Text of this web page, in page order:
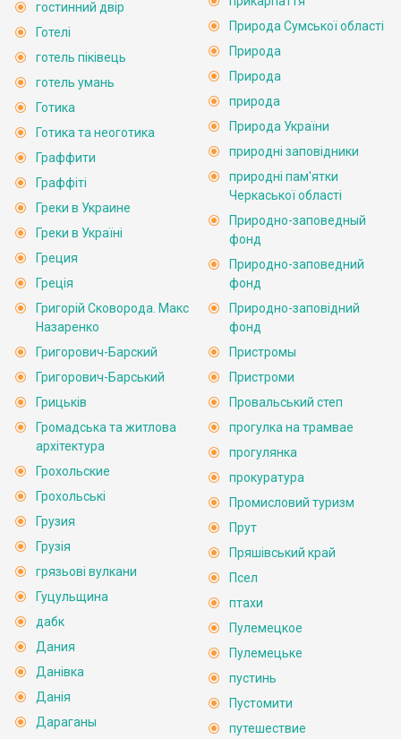
гостинний двір
Готелі
готель піківець
готель умань
Готика
Готика та неоготика
Граффити
Граффіті
Греки в Украине
Греки в Україні
Греция
Греція
Григорій Сковорода. Макс
Назаренко
Григорович-Барский
Григорович-Барський
Грицьків
Громадська та житлова
архітектура
Грохольские
Грохольські
Грузия
Грузія
грязьові вулкани
Гуцульщина
дабк
Дания
Данівка
Данія
Дараганы
Природа Сумської області
Природа
Природа
природа
Природа України
природні заповідники
природні пам'ятки
Черкаської області
Природно-заповедный
фонд
Природно-заповедний
фонд
Природно-заповідний
фонд
Пристромы
Пристроми
Провальський степ
прогулка на трамвае
прогулянка
прокуратура
Промисловий туризм
Прут
Пряшівський край
Псел
птахи
Пулемецкое
Пулемецьке
пустинь
Пустомити
путешествие